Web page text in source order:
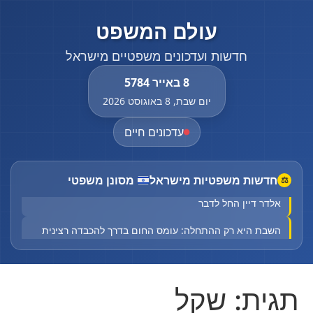
8 באייר 5784
יום שבת, 8 באוגוסט 2026
עולם המשפט
חדשות ועדכונים משפטיים מישראל
עדכונים חיים
⚖ חדשות משפטיות מישראל מסונן משפטי
"נדע בדיוק מה קרה ברגעים האחרונים": אחד החשודים ברצח
אלדר דיין החל לדבר
השבת היא רק ההתחלה: עומס החום בדרך להכבדה רצינית
רוכב אופנוע החליק סמוך למחלף עתלית - מצבו קשה
תגית: שקל